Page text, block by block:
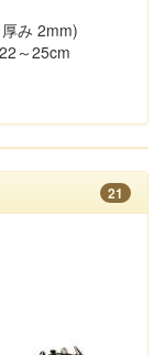
み 2mm)
～25cm
21